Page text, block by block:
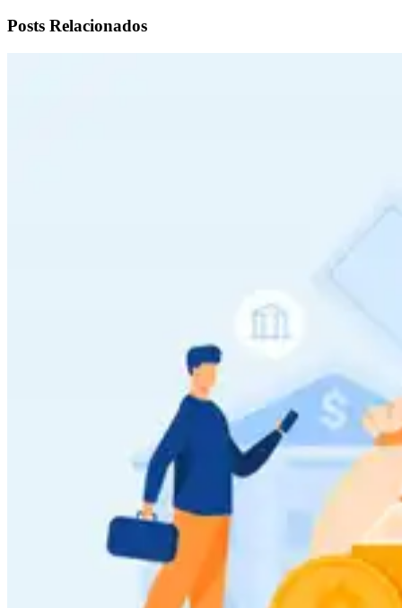
Posts Relacionados